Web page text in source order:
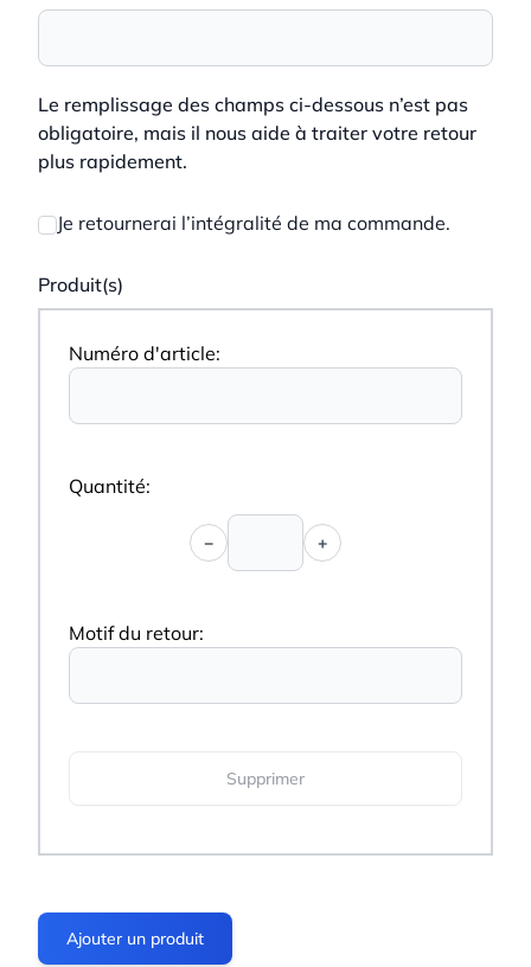
Le remplissage des champs ci-dessous n’est pas
obligatoire, mais il nous aide à traiter votre retour
plus rapidement.
Je retournerai l’intégralité de ma commande.
Produit(s)
− +
Supprimer
Ajouter un produit